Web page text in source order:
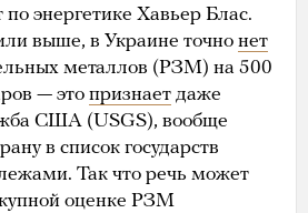
по энергетике Хавьер Блас.
выше, в Украине точно нет
металлов (РЗМ) на 500
— это признает даже
США (USGS), вообще
в список государств
Так что речь может
оценке РЗМ